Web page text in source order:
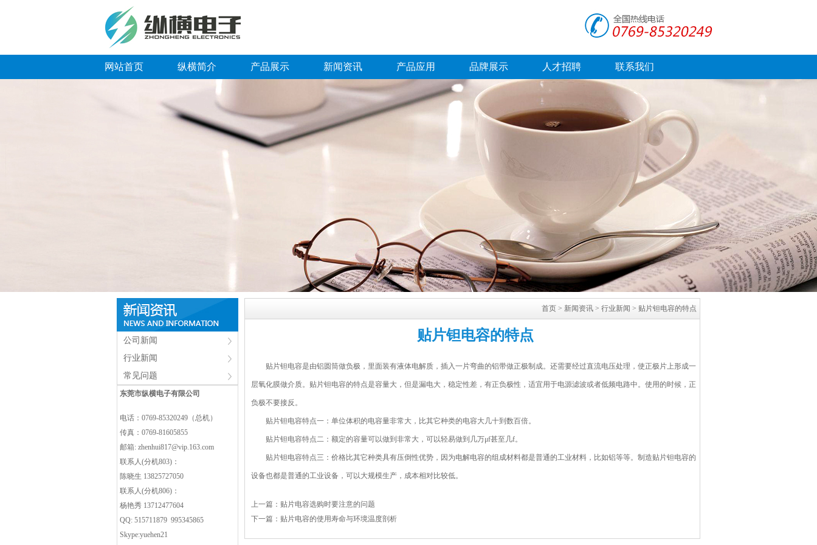
网站首页 纵横简介 产品展示 新闻资讯 产品应用 品牌展示 人才招聘 联系我们
公司新闻
行业新闻
常见问题
东莞市纵横电子有限公司
电话：0769-85320249（总机）
传真：0769-81605855
邮箱: zhenhui817@vip.163.com
联系人(分机803)：
陈晓生 13825727050
联系人(分机806)：
杨艳秀 13712477604
QQ: 515711879 995345865
Skype:yuehen21
首页 > 新闻资讯 > 行业新闻 > 贴片钽电容的特点
贴片钽电容的特点
贴片钽电容是由铝圆筒做负极，里面装有液体电解质，插入一片弯曲的铝带做正极制成。还需要经过直流电压处理，使正极片上形成一
层氧化膜做介质。 贴片钽电容的特点是容量大，但是漏电大，稳定性差，有正负极性，适宜用于电源滤波或者低频电路中。使用的时候，正
负极不要接反。
贴片钽电容特点一：单位体积的电容量非常大，比其它种类的电容大几十到数百倍。
贴片钽电容特点二：额定的容量可以做到非常大，可以轻易做到几万μf甚至几f。
贴片钽电容特点三：价格比其它种类具有压倒性优势，因为电解电容的组成材料都是普通的工业材料，比如铝等等。制造贴片钽电容的
设备也都是普通的工业设备，可以大规模生产，成本相对比较低。
上一篇： 贴片电容选购时要注意的问题
下一篇： 贴片电容的使用寿命与环境温度剖析